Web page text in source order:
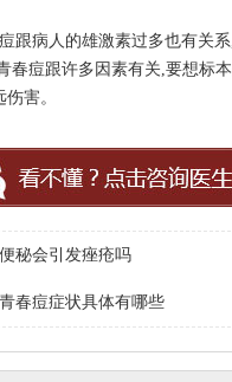
跟病人的雄激素过多也有关
春痘跟许多因素有关,要想标
害。
便秘会引发痤疮吗
青春痘症状具体有哪些
殷芳
医生简介：从事皮肤病临